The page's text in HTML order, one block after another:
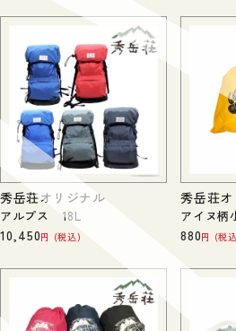
秀岳荘オリジナル
アルプス 18L
10,450 税込
秀岳荘
アイヌ柄
880 税込